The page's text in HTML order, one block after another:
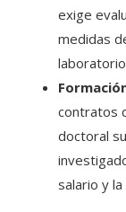
exige
medidas
contratos
doctoral
salario y